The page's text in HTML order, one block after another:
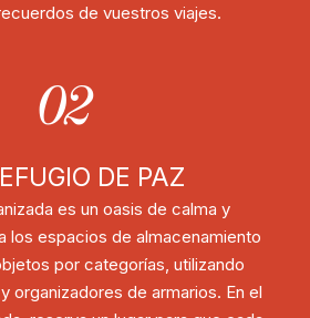
de vuestros viajes.
02
DE PAZ
es un oasis de calma y
los espacios de almacenamiento
por categorías, utilizando
organizadores de armarios. En el